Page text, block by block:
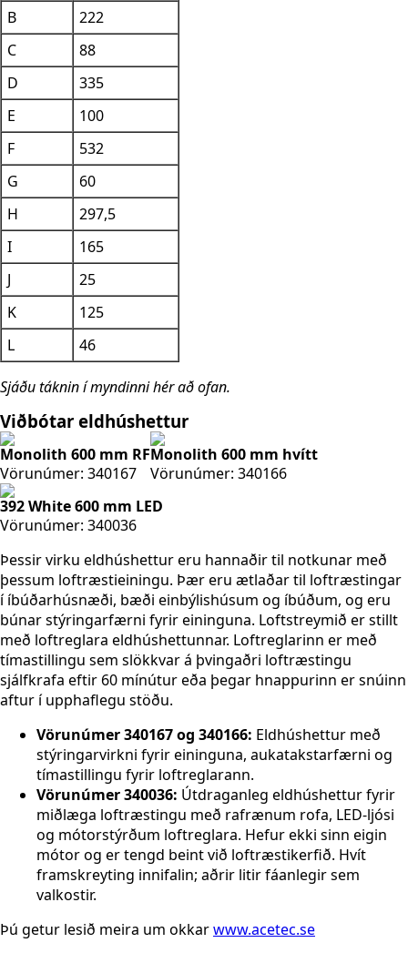
B
222
C
88
D
335
E
100
F
532
G
60
H
297,5
I
165
J
25
K
125
L
46
Sjáðu táknin í myndinni hér að ofan.
Viðbótar eldhúshettur
Monolith 600 mm RF
Vörunúmer: 340167
Monolith 600 mm hvítt
Vörunúmer: 340166
392 White 600 mm LED
Vörunúmer: 340036
Þessir virku eldhúshettur eru hannaðir til notkunar með
þessum loftræstieiningu. Þær eru ætlaðar til loftræstingar
í íbúðarhúsnæði, bæði einbýlishúsum og íbúðum, og eru
búnar stýringarfærni fyrir eininguna. Loftstreymið er stillt
með loftreglara eldhúshettunnar. Loftreglarinn er með
tímastillingu sem slökkvar á þvingaðri loftræstingu
sjálfkrafa eftir 60 mínútur eða þegar hnappurinn er snúinn
aftur í upphaflegu stöðu.
Vörunúmer 340167 og 340166: Eldhúshettur með
stýringarvirkni fyrir eininguna, aukatakstarfærni og
tímastillingu fyrir loftreglarann.
Vörunúmer 340036: Útdraganleg eldhúshettur fyrir
miðlæga loftræstingu með rafrænum rofa, LED-ljósi
og mótorstýrðum loftreglara. Hefur ekki sinn eigin
mótor og er tengd beint við loftræstikerfið. Hvít
framskreyting innifalin; aðrir litir fáanlegir sem
valkostir.
Þú getur lesið meira um okkarwww.acetec.se